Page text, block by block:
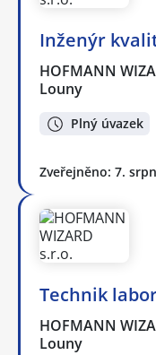
Inženýr
HOFMANN
Louny
Plný úvazek
Zveřejněno: 7.
Technik
HOFMANN
Louny